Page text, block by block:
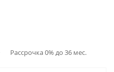
Рассрочка 0% до 36 мес.